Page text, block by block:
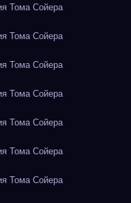
Тома Сойера
Тома Сойера
Тома Сойера
Тома Сойера
Тома Сойера
Тома Сойера
Тома Сойера